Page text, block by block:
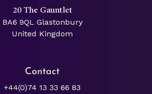
20 The Gauntlet
BA6 9QL Glastonbury
United Kingdom
Contact
+44(0)74 13 33 66 83